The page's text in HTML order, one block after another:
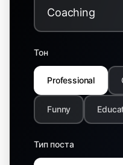
Тон
Professional
Funny
Тип поста